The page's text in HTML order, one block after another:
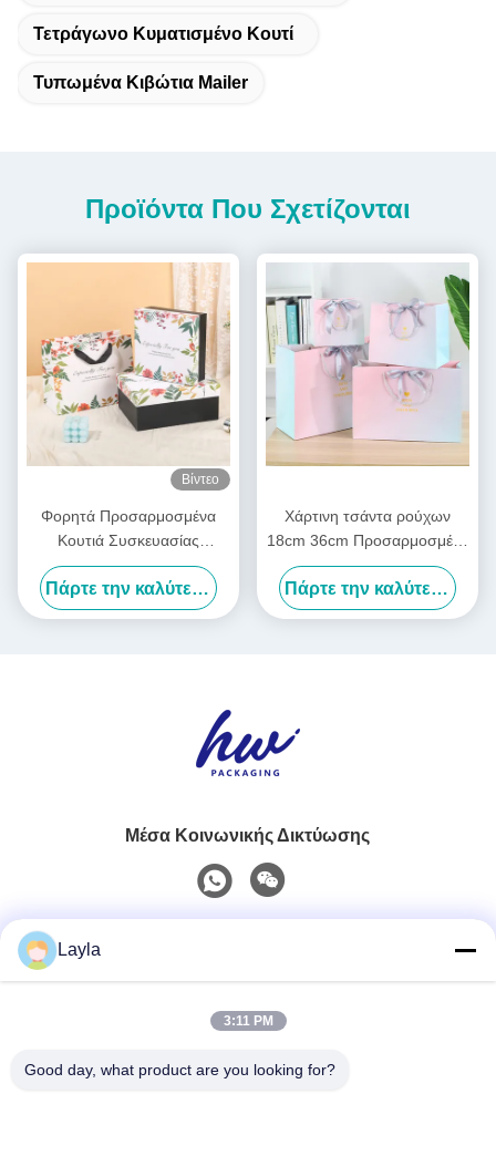
Τετράγωνο Κυματισμένο Κουτί
Τυπωμένα Κιβώτια Mailer
Προϊόντα Που Σχετίζονται
Βίντεο
Φορητά Προσαρμοσμένα
Κουτιά Συσκευασίας
Αναμνηστικών Εκτύπωσης
Offset Ορθογώνιο Κουτί
Δώρου
Πάρτε την καλύτερη τιμή
Χάρτινη τσάντα ρούχων
18cm 36cm Προσαρμοσμένη
συσκευασία για μικρές
επιχειρήσεις
Πάρτε την καλύτερη τιμή
Μέσα Κοινωνικής Δικτύωσης
0086-18688885859
Layla
3:11 PM
Good day, what product are you looking for?